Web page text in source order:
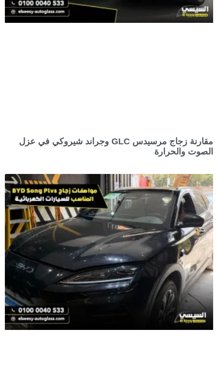
مقارنة زجاج مرسيدس GLC وجراند شيروكي في عزل
الصوت والحرارة